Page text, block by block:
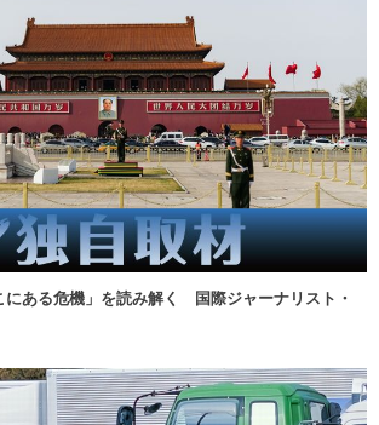
にある危機」を読み解く 国際ジャーナリスト・